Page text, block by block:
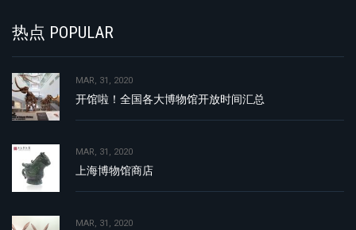
热点 POPULAR
MAR, 31, 2020
开馆啦！全国各大博物馆开放时间汇总
MAR, 31, 2020
上海博物馆商店
MAR, 31, 2020